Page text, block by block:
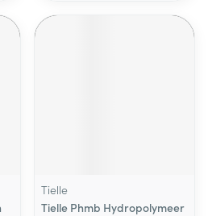
Tielle
Tielle Phmb Hydropolymeer